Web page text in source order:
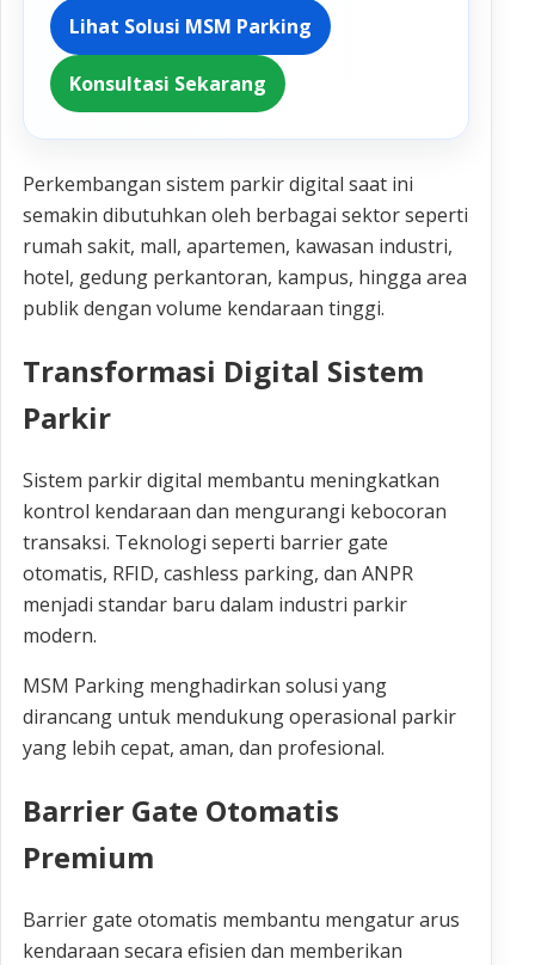
Lihat Solusi MSM Parking
Konsultasi Sekarang
Perkembangan sistem parkir digital saat ini
semakin dibutuhkan oleh berbagai sektor seperti
rumah sakit, mall, apartemen, kawasan industri,
hotel, gedung perkantoran, kampus, hingga area
publik dengan volume kendaraan tinggi.
Transformasi Digital Sistem
Parkir
Sistem parkir digital membantu meningkatkan
kontrol kendaraan dan mengurangi kebocoran
transaksi. Teknologi seperti barrier gate
otomatis, RFID, cashless parking, dan ANPR
menjadi standar baru dalam industri parkir
modern.
MSM Parking menghadirkan solusi yang
dirancang untuk mendukung operasional parkir
yang lebih cepat, aman, dan profesional.
Barrier Gate Otomatis
Premium
Barrier gate otomatis membantu mengatur arus
kendaraan secara efisien dan memberikan